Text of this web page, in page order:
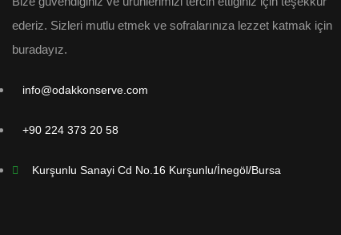
ederiz. Sizleri mutlu etmek ve sofralarınıza lezzet katmak için
buradayız.
info@odakkonserve.com
+90 224 373 20 58
Kurşunlu Sanayi Cd No.16 Kurşunlu/İnegöl/Bursa